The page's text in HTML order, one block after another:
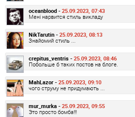
oceanblood - 25.09.2023, 07:43
Мені нарвится стиль викладу
NikTarutin - 25.09.2023, 08:13
Знайомий стиль ...
crepitus_ventris - 25.09.2023, 08:46
Побольше б таких постов на блоге.
MahLazor - 25.09.2023, 09:10
чого струму не придумають ...
mur_murka - 25.09.2023, 09:55
Это просто бомба!!!